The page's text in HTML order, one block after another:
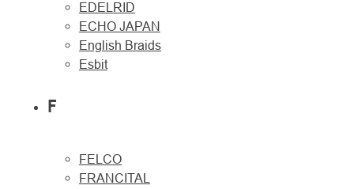
EDELRID
ECHO JAPAN
English Braids
Esbit
F
FELCO
FRANCITAL